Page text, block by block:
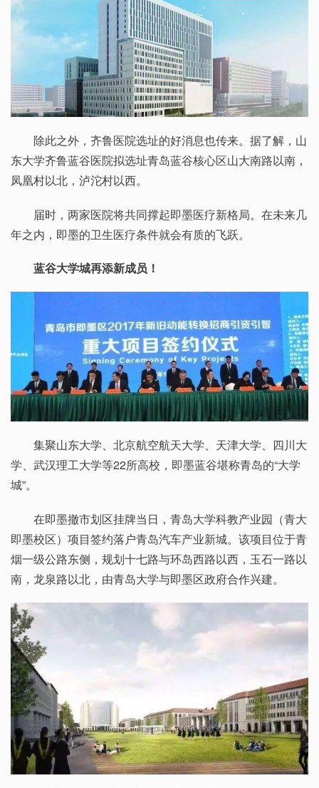
除此之外，齐鲁医院选址的好消息也传来。据了解，山
东大学齐鲁蓝谷医院拟选址青岛蓝谷核心区山大南路以南，
凤凰村以北，泸沱村以西。
届时，两家医院将共同撑起即墨医疗新格局。在未来几
年之内，即墨的卫生医疗条件就会有质的飞跃。
蓝谷大学城再添新成员！
集聚山东大学、北京航空航天大学、天津大学、四川大
学、武汉理工大学等22所高校，即墨蓝谷堪称青岛的“大学
城”。
在即墨撤市划区挂牌当日，青岛大学科教产业园（青大
即墨校区）项目签约落户青岛汽车产业新城。该项目位于青
烟一级公路东侧，规划十七路与环岛西路以西，玉石一路以
南，龙泉路以北，由青岛大学与即墨区政府合作兴建。